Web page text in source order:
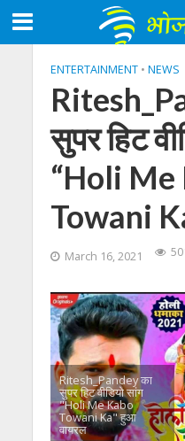
ENTERTAINMENT • NEWS
सुपर हिट
“Holi Me
Towani
March 16, 2021
Ritesh_Pandey​ का
सुपर हिट वीडियो सांग
"Holi Me Kabo
Towani Ka" हुआ
वायरल